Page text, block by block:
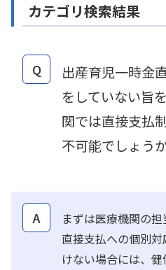
カテゴリ検索結果
Q
出産育児一時金
をしていない旨
関では直接支払
不可能でしょう
A
まずは医療機関の担
直接支払への個別
けない場合には、